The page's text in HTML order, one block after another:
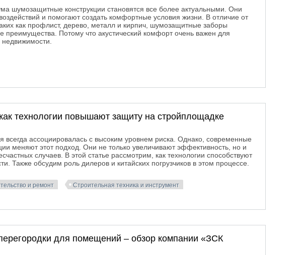
шумозащитные конструкции становятся все более актуальными. Они
и помогают создать комфортные условия жизни. В отличие от
как профлист, дерево, металл и кирпич, шумозащитные заборы
преимущества. Потому что акустический комфорт очень важен для
недвижимости.
технологии повышают защиту на стройплощадке
всегда ассоциировалась с высоким уровнем риска. Однако, современные
меняют этот подход. Они не только увеличивают эффективность, но и
случаев. В этой статье рассмотрим, как технологии способствуют
Также обсудим роль дилеров и китайских погрузчиков в этом процессе.
и ремонт Строительная техника и инструмент
для помещений – обзор компании «ЗСК